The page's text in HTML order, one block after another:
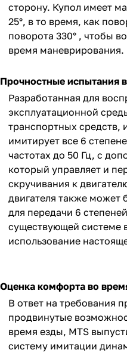
сторону. Купол имеет
25°, в то время, как
поворота 330° , чтобы
время маневрирования.
Прочностные испытания
Разработанная для
эксплуатационной
транспортных средств,
имитирует все 6
частотах до 50 Гц, с
который управляет и
скручивания к
двигателя также может
для передачи 6
существующей системе
использование
Оценка комфорта во
В ответ на требования
продвинутые
время езды, MTS
систему имитации